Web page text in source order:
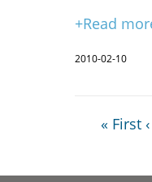
+Read
2010-02-10
« First